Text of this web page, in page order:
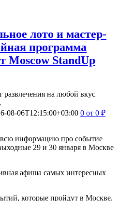
лото и мастер-
программа
Moscow StandUp
развлечения на любой вкус
08-06T12:15:00+03:00 0 от 0 ₽
информацию про событие
29 и 30 января в Москве
афиша самых интересных
которые пройдут в Москве.